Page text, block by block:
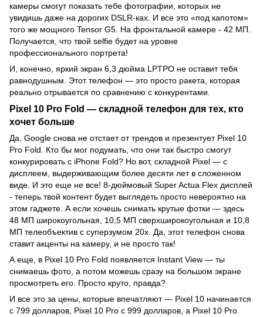
камеры смогут показать тебе фотографии, которых не
увидишь даже на дорогих DSLR-ках. И все это «под капотом»
того же мощного Tensor G5. На фронтальной камере - 42 МП.
Получается, что твой selfie будет на уровне
профессионального портрета!
И, конечно, яркий экран 6,3 дюйма LPTPO не оставит тебя
равнодушным. Этот телефон — это просто ракета, которая
реально отрывается по сравнению с конкурентами.
Pixel 10 Pro Fold — складной телефон для тех, кто
хочет больше
Да, Google снова не отстает от трендов и презентует Pixel 10
Pro Fold. Кто бы мог подумать, что они так быстро смогут
конкурировать с iPhone Fold? Но вот, складной Pixel — с
дисплеем, выдерживающим более десяти лет в сложенном
виде. И это еще не все! 8-дюймовый Super Actua Flex дисплей
- теперь твой контент будет выглядеть просто невероятно на
этом гаджете. А если хочешь снимать крутые фотки — здесь
48 МП широкоугольная, 10,5 МП сверхширокоугольная и 10,8
МП телеобъектив с суперзумом 20x. Да, этот телефон снова
ставит акценты на камеру, и не просто так!
А еще, в Pixel 10 Pro Fold появляется Instant View — ты
снимаешь фото, а потом можешь сразу на большом экране
просмотреть его. Просто круто, правда?
И все это за цены, которые впечатляют — Pixel 10 начинается
с 799 долларов, Pixel 10 Pro с 999 долларов, а Pixel 10 Pro